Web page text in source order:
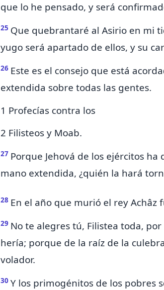
que lo he pensado, y será
25 Que quebrantaré al Asirio en mi
yugo será apartado de ellos, y su
26 Este esel consejo que está
extendida sobre todas las gentes.
1 Profecías contra los
2 Filisteos y Moab.
27 Porque Jehová de los ejércitos
mano extendida, ¿quién la hará
28 En el año que murió el rey Achâz
29 No te alegres tú, Filistea toda,
hería; porque de la raíz de la
volador.
30 Y los primogénitos de los pobres